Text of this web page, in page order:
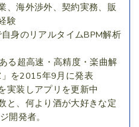
、海外渉外、契約実務、販
験
身のリアルタイムBPM解析
る超高速・高精度・楽曲解
を2015年9月に発表
実装しアプリを更新中
と、何より酒が大好きな定
開発者。